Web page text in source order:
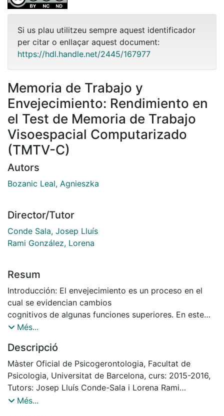
Si us plau utilitzeu sempre aquest identificador
per citar o enllaçar aquest document:
https://hdl.handle.net/2445/167977
Memoria de Trabajo y
Envejecimiento: Rendimiento en
el Test de Memoria de Trabajo
Visoespacial Computarizado
(TMTV-C)
Autors
Bozanic Leal, Agnieszka
Director/Tutor
Conde Sala, Josep Lluís
Rami González, Lorena
Resum
Introducción: El envejecimiento es un proceso en el
cual se evidencian cambios
cognitivos de algunas funciones superiores. En este
contexto, la memoria es uno de los
memoria de trabajo (MT), la cual
se entiende como aquel almacenamiento temporal y a
corto plazo, que permite
mantener los elementos que son relevantes para la
tarea que se debe ejecutar. Algunos
Més...
Descripció
Màster Oficial de Psicogerontologia, Facultat de
Psicologia, Universitat de Barcelona, curs: 2015-2016,
Tutors: Josep Lluís Conde-Sala i Lorena Rami
González
Més...